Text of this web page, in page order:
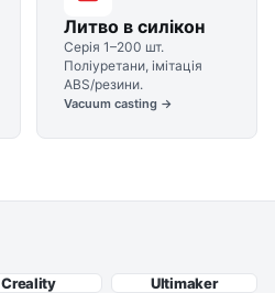
Литво в силікон
Серія 1–200 шт.
Поліуретани, імітація
ABS/резини.
Vacuum casting →
Creality
Ultimaker